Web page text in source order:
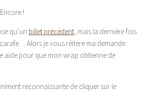
!
qu’un billet précédent, mais la dernière fois
Alors je vous réitère ma demande :
aide pour que mon wrap obtienne de
reconnaissante de cliquer sur le